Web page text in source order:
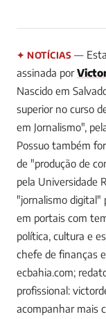
✦ NOTÍCIAS — Esta
assinada por
Nascido em
superior no curso
em Jornalismo",
Possuo também
de "produção de
pela Universidade
"jornalismo digital"
em portais com
política, cultura e
chefe de finanças
ecbahia.com;
profissional:
acompanhar mais